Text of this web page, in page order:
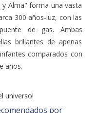
Alma" forma una vasta
300 años-luz, con las
de gas. Ambas
brillantes de apenas
comparados con
años.
universo!
por